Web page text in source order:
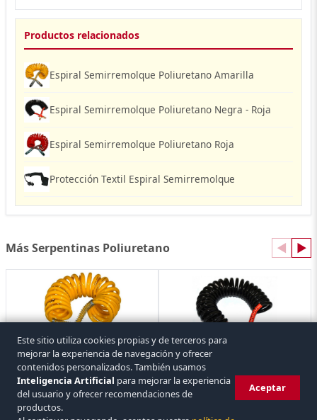
Productos relacionados
Espiral Semirremolque Poliuretano Amarilla
Espiral Semirremolque Poliuretano Negra - Roja
Espiral Semirremolque Poliuretano Roja
Protección Textil Espiral Semirremolque
Más Serpentinas Poliuretano ◀ ▶
Espiral Semirremolque Poliuretano Amarilla
3 referencias 3 referencias
Este sitio utiliza cookies propias y de terceros para
mejorar la experiencia de navegación y ofrecer
contenidos personalizados. También usamos
Inteligencia Artificial para mejorar la experiencia
del usuario y ofrecer recomendaciones de
productos.
Aceptar